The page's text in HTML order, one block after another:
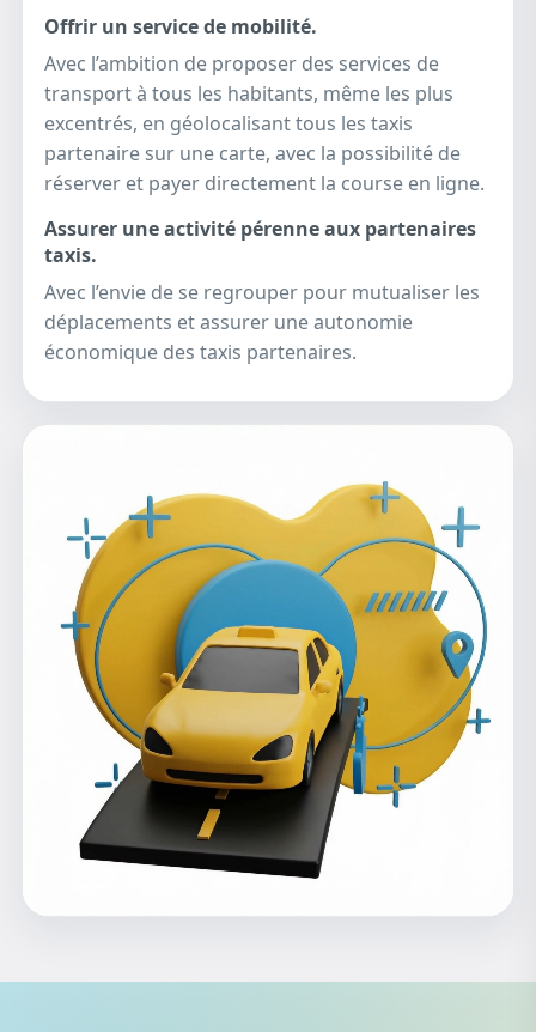
Offrir un service de mobilité.
Avec l’ambition de proposer des services de
transport à tous les habitants, même les plus
excentrés, en géolocalisant tous les taxis
partenaire sur une carte, avec la possibilité de
réserver et payer directement la course en ligne.
Assurer une activité pérenne aux partenaires
taxis.
Avec l’envie de se regrouper pour mutualiser les
déplacements et assurer une autonomie
économique des taxis partenaires.